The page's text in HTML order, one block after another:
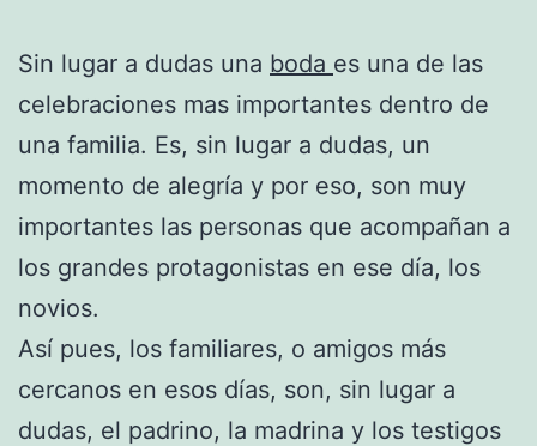
Sin lugar a dudas una boda es una de las
celebraciones mas importantes dentro de
una familia. Es, sin lugar a dudas, un
momento de alegría y por eso, son muy
importantes las personas que acompañan a
los grandes protagonistas en ese día, los
novios.
Así pues, los familiares, o amigos más
cercanos en esos días, son, sin lugar a
dudas, el padrino, la madrina y los testigos